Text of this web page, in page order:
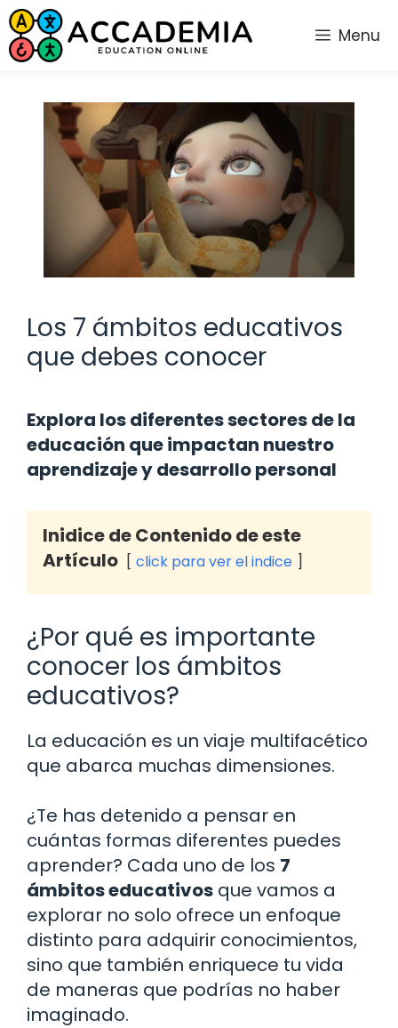
Saltar
al
contenido
Menu
Los 7 ámbitos educativos
que debes conocer
Explora los diferentes sectores de la
educación que impactan nuestro
aprendizaje y desarrollo personal
Inidice de Contenido de este
Artículo
click para ver el indice
¿Por qué es importante
conocer los ámbitos
educativos?
La educación es un viaje multifacético
que abarca muchas dimensiones.
¿Te has detenido a pensar en
cuántas formas diferentes puedes
aprender? Cada uno de los 7
ámbitos educativos que vamos a
explorar no solo ofrece un enfoque
distinto para adquirir conocimientos,
sino que también enriquece tu vida
de maneras que podrías no haber
imaginado.